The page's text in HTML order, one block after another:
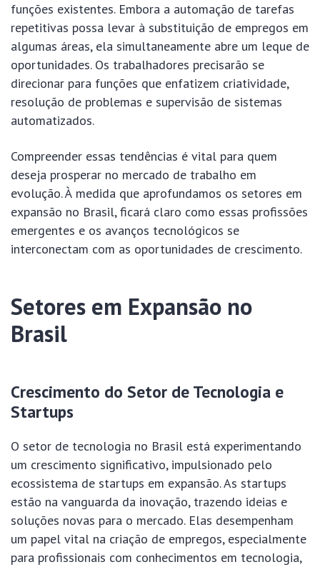
funções existentes. Embora a automação de tarefas
repetitivas possa levar à substituição de empregos em
algumas áreas, ela simultaneamente abre um leque de
oportunidades. Os trabalhadores precisarão se
direcionar para funções que enfatizem criatividade,
resolução de problemas e supervisão de sistemas
automatizados.
Compreender essas tendências é vital para quem
deseja prosperar no mercado de trabalho em
evolução. À medida que aprofundamos os setores em
expansão no Brasil, ficará claro como essas profissões
emergentes e os avanços tecnológicos se
interconectam com as oportunidades de crescimento.
Setores em Expansão no
Brasil
Crescimento do Setor de Tecnologia e
Startups
O setor de tecnologia no Brasil está experimentando
um crescimento significativo, impulsionado pelo
ecossistema de startups em expansão. As startups
estão na vanguarda da inovação, trazendo ideias e
soluções novas para o mercado. Elas desempenham
um papel vital na criação de empregos, especialmente
para profissionais com conhecimentos em tecnologia,